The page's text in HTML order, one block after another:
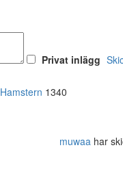
Privat inlägg
Hamstern 1340
muwaa har